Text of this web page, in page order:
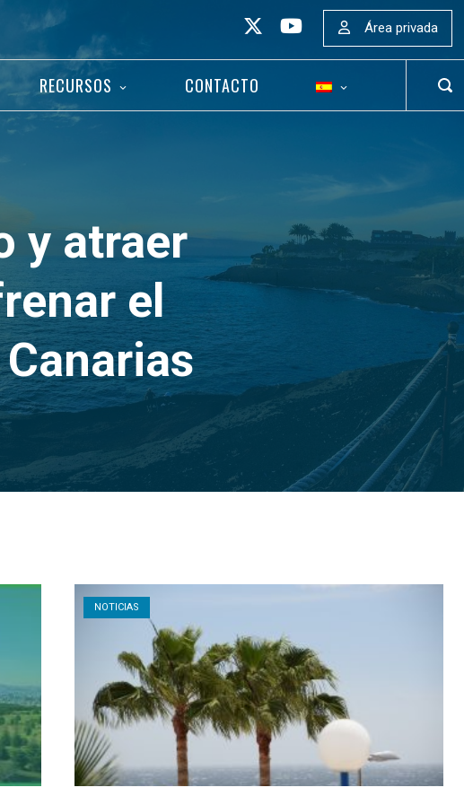
Área privada
RECURSOS CONTACTO
y atraer
el
NOTICIAS
Open post